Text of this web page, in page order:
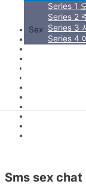
Series 1
Series 2
Series 3
Series 4
HAN
/ 글쓴이
Sex
Norge
Sms sex